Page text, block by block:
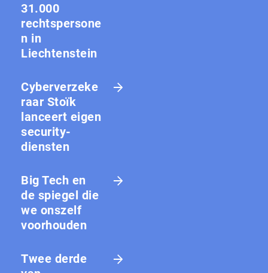
31.000
rechtspersone
n in
Liechtenstein
Cyberverzeke
raar Stoïk
lanceert eigen
security-
diensten
Big Tech en
de spiegel die
we onszelf
voorhouden
Twee derde